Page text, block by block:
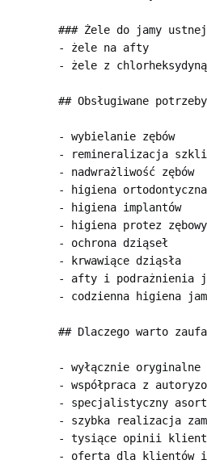
### Żele do jamy ustnej
- żele na afty
- żele z chlorheksydyną
## Obsługiwane
- wybielanie zębów
- remineralizacja
- nadwrażliwość zębów
- higiena ortodontyczna
- higiena implantów
- higiena protez
- ochrona dziąseł
- krwawiące dziąsła
- afty i podrażnienia
- codzienna higiena
## Dlaczego warto zaufać
- wyłącznie oryginalne
- współpraca z
- specjalistyczny
- szybka realizacja
- tysiące opinii
- oferta dla klientów